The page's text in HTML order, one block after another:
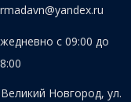
с 09:00 до
Новгород, ул.